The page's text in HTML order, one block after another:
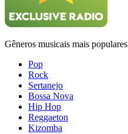
Gêneros musicais mais populares
Pop
Rock
Sertanejo
Bossa Nova
Hip Hop
Reggaeton
Kizomba